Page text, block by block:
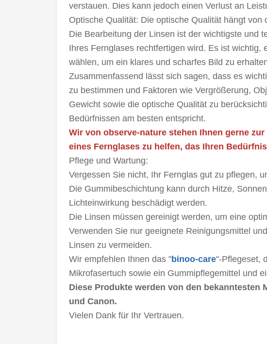
verstauen. Dies kann jedoch einen Verlust an
Optische Qualität: Die optische Qualität hängt
Die Bearbeitung der Linsen ist der wichtigste und
Ihres Fernglases rechtfertigen wird. Es ist wichtig,
wählen, um ein klares und scharfes Bild zu
Zusammenfassend lässt sich sagen, dass es
zu bestimmen und Faktoren wie Vergrößerung,
Gewicht sowie die optische Qualität zu
Bedürfnissen am besten entspricht.
Wir von observe-nature stehen Ihnen gerne
eines Fernglases zu helfen, das Ihren
Pflege und Wartung:
Vergessen Sie nicht, Ihr Fernglas gut zu pflegen,
Die Gummibeschichtung kann durch Hitze,
Lichteinwirkung beschädigt werden.
Die Linsen müssen gereinigt werden, um eine
Verwenden Sie nur geeignete Reinigungsmittel
Linsen zu vermeiden.
Wir empfehlen Ihnen das "binoo-care"-Pflegeset,
Mikrofasertuch sowie ein Gummipflegemittel und
Diese Produkte werden von den bekanntesten
und Canon.
Vielen Dank für Ihr Vertrauen.